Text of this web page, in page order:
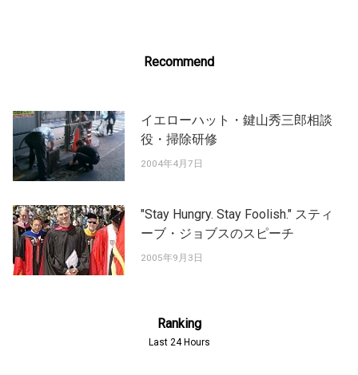
Recommend
イエローハット・鍵山秀三郎相談
役・掃除研修
2004年4月7日
"Stay Hungry. Stay Foolish." スティ
ーブ・ジョブスのスピーチ
2005年9月3日
Ranking
Last 24 Hours